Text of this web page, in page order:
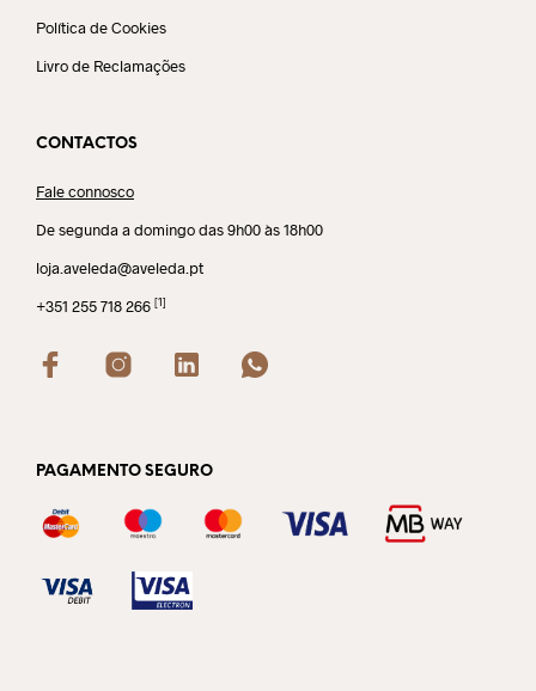
Política de Cookies
Livro de Reclamações
CONTACTOS
Fale connosco
De segunda a domingo das 9h00 às 18h00
loja.aveleda@aveleda.pt
+351 255 718 266 [1]
PAGAMENTO SEGURO